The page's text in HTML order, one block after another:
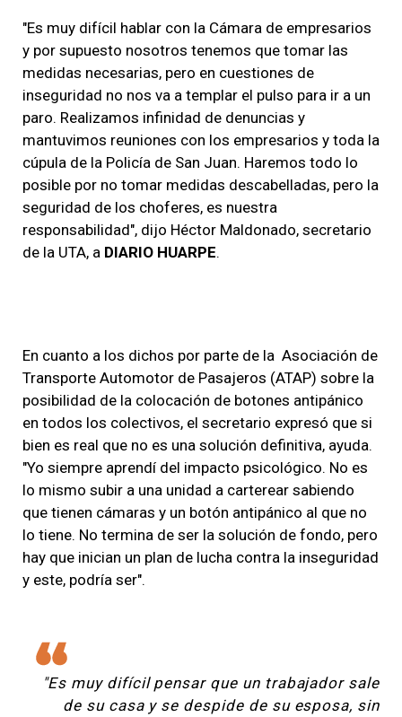
"Es muy difícil hablar con la Cámara de empresarios
y por supuesto nosotros tenemos que tomar las
medidas necesarias, pero en cuestiones de
inseguridad no nos va a templar el pulso para ir a un
paro. Realizamos infinidad de denuncias y
mantuvimos reuniones con los empresarios y toda la
cúpula de la Policía de San Juan. Haremos todo lo
posible por no tomar medidas descabelladas, pero la
seguridad de los choferes, es nuestra
responsabilidad", dijo Héctor Maldonado, secretario
de la UTA, a DIARIO HUARPE.
En cuanto a los dichos por parte de la Asociación de
Transporte Automotor de Pasajeros (ATAP) sobre la
posibilidad de la colocación de botones antipánico
en todos los colectivos, el secretario expresó que si
bien es real que no es una solución definitiva, ayuda.
"Yo siempre aprendí del impacto psicológico. No es
lo mismo subir a una unidad a carterear sabiendo
que tienen cámaras y un botón antipánico al que no
lo tiene. No termina de ser la solución de fondo, pero
hay que inician un plan de lucha contra la inseguridad
y este, podría ser".
"Es muy difícil pensar que un trabajador sale
de su casa y se despide de su esposa, sin